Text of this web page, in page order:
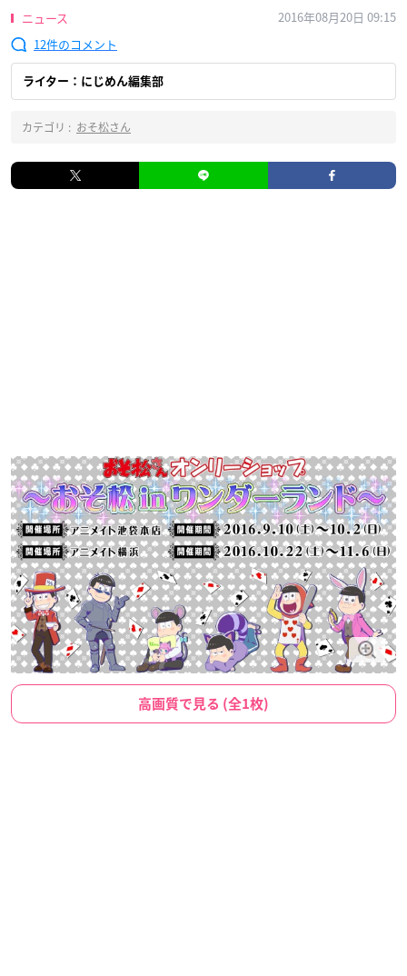
ニュース
2016年08月20日 09:15
12
ライター：にじめん編集部
カテゴリ : おそ松さん
高画質で見る (全1枚)